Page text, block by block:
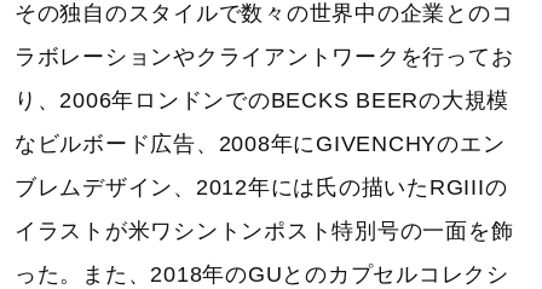
その独自のスタイルで数々の世界中の企業とのコ
ラボレーションやクライアントワークを行ってお
り、2006年ロンドンでのBECKS BEERの大規模
なビルボード広告、2008年にGIVENCHYのエン
ブレムデザイン、2012年には氏の描いたRGIIIの
イラストが米ワシントンポスト特別号の一面を飾
った。また、2018年のGUとのカプセルコレクシ